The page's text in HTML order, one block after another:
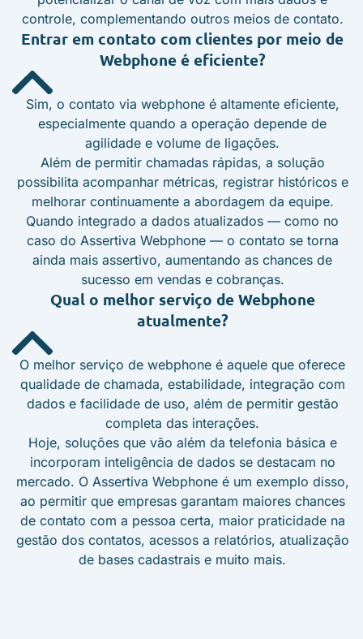
controle, complementando outros meios de contato.
Entrar em contato com clientes por meio de
Webphone é eficiente?
Sim, o contato via webphone é altamente eficiente,
especialmente quando a operação depende de
agilidade e volume de ligações.
Além de permitir chamadas rápidas, a solução
possibilita acompanhar métricas, registrar históricos e
melhorar continuamente a abordagem da equipe.
Quando integrado a dados atualizados — como no
caso do Assertiva Webphone — o contato se torna
ainda mais assertivo, aumentando as chances de
sucesso em vendas e cobranças.
Qual o melhor serviço de Webphone
atualmente?
O melhor serviço de webphone é aquele que oferece
qualidade de chamada, estabilidade, integração com
dados e facilidade de uso, além de permitir gestão
completa das interações.
Hoje, soluções que vão além da telefonia básica e
incorporam inteligência de dados se destacam no
mercado. O Assertiva Webphone é um exemplo disso,
ao permitir que empresas garantam maiores chances
de contato com a pessoa certa, maior praticidade na
gestão dos contatos, acessos a relatórios, atualização
de bases cadastrais e muito mais.